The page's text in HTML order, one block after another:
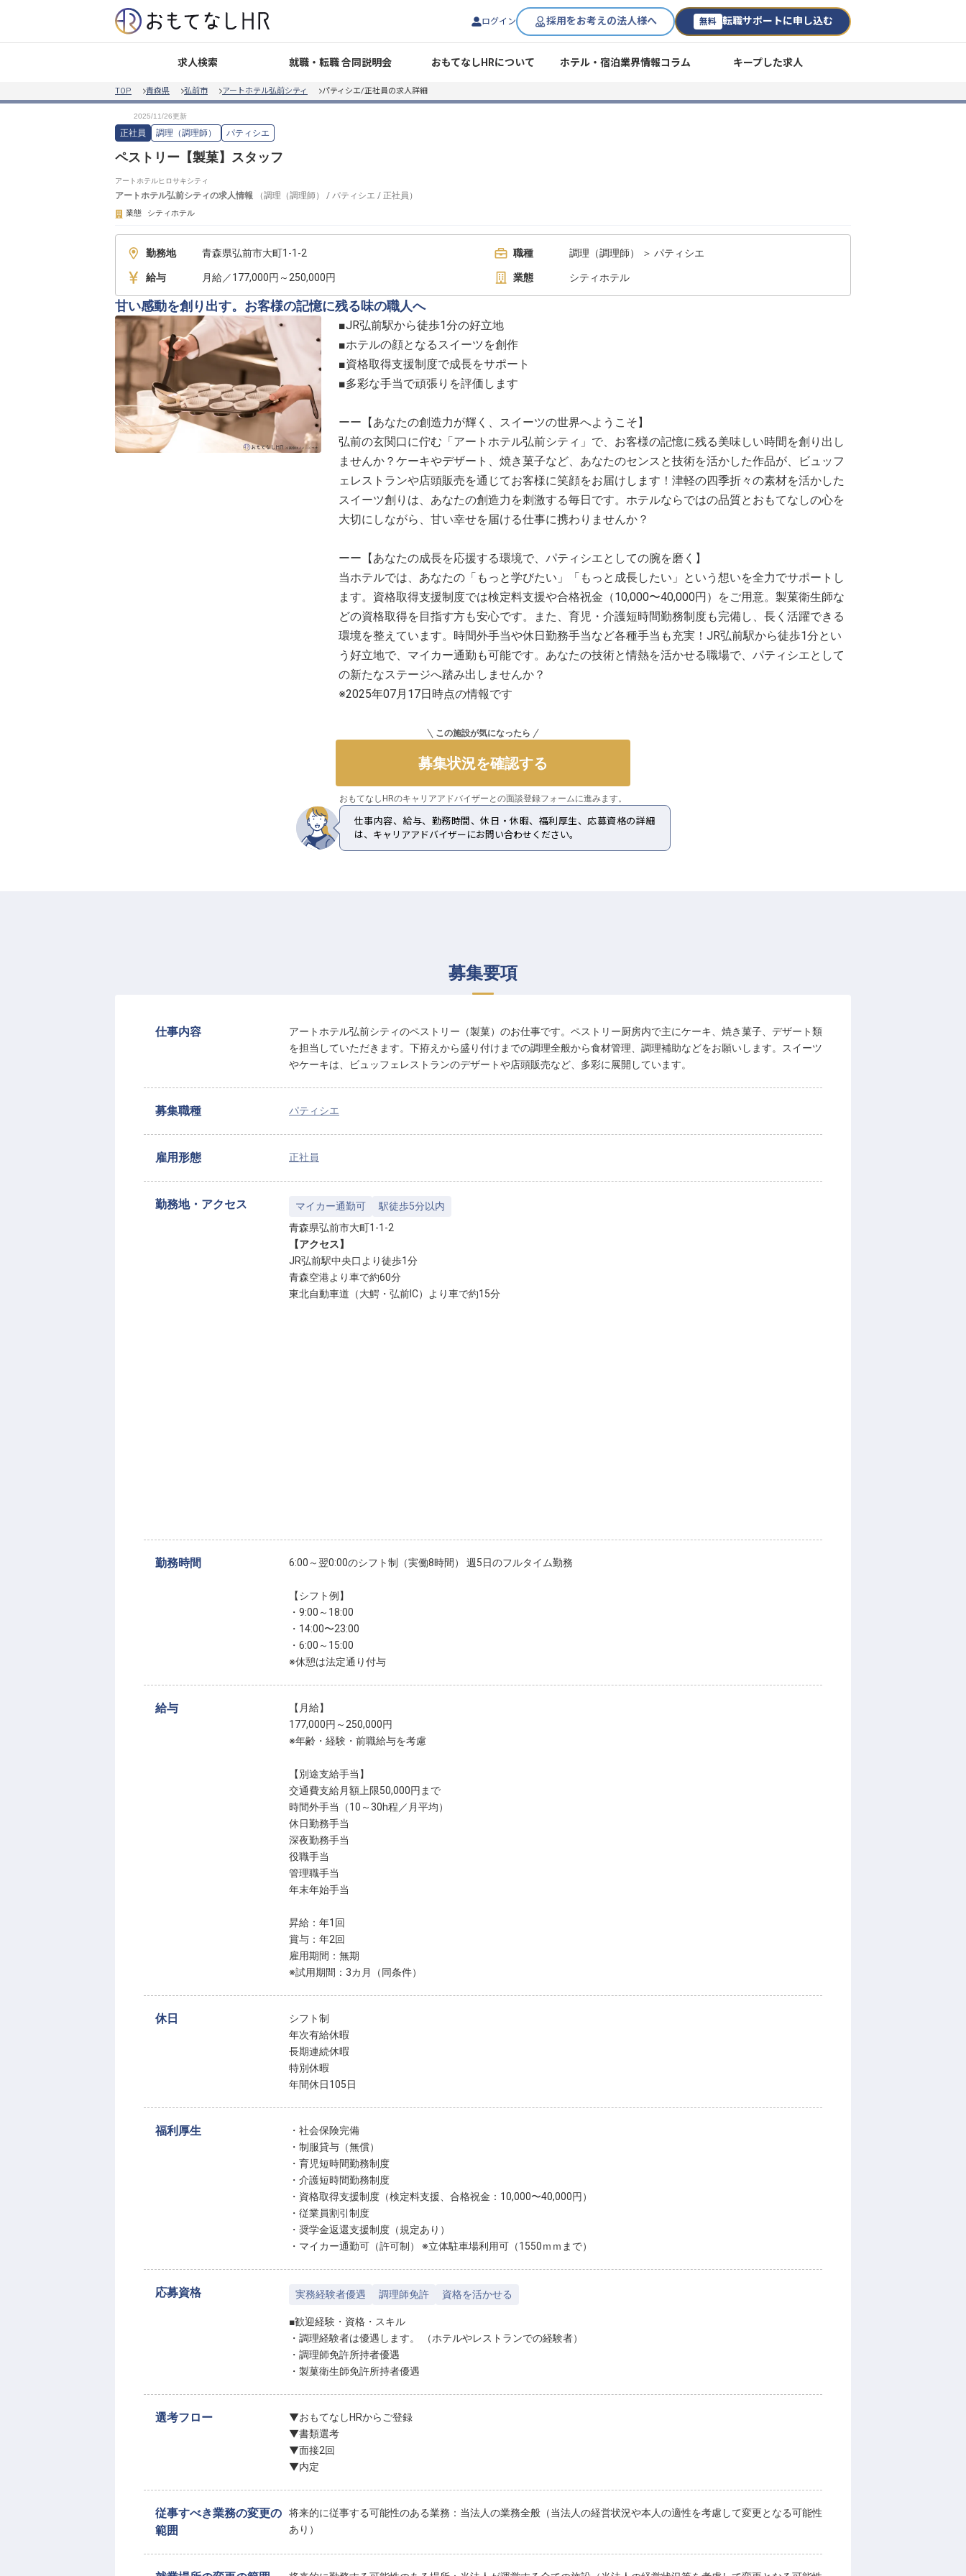
ログイン 採用をお考えの法人様へ 無料 転職サポートに申し込む
求人検索 就職・転職 合同説明会 おもてなしHRについて ホテル・宿泊業界情報コラム キープした求人
TOP 青森県 弘前市 アートホテル弘前シティ パティシエ/正社員の求人詳細
正社員 調理（調理師） パティシエ
ペストリー【製菓】スタッフ
アートホテルヒロサキシティ
アートホテル弘前シティの求人情報 （調理（調理師） / パティシエ / 正社員 ）
業態 シティホテル
勤務地 青森県弘前市大町1-1-2 職種 調理（調理師） ＞ パティシエ
給与 月給／177,000円～250,000円 業態 シティホテル
甘い感動を創り出す。お客様の記憶に残る味の職人へ
■JR弘前駅から徒歩1分の好立地
■ホテルの顔となるスイーツを創作
■資格取得支援制度で成長をサポート
■多彩な手当で頑張りを評価します
ーー【あなたの創造力が輝く、スイーツの世界へようこそ】
弘前の玄関口に佇む「アートホテル弘前シティ」で、お客様の記憶に残る美味しい時間を創り出し
ませんか？ケーキやデザート、焼き菓子など、あなたのセンスと技術を活かした作品が、ビュッフ
ェレストランや店頭販売を通じてお客様に笑顔をお届けします！津軽の四季折々の素材を活かした
スイーツ創りは、あなたの創造力を刺激する毎日です。ホテルならではの品質とおもてなしの心を
大切にしながら、甘い幸せを届ける仕事に携わりませんか？
ーー【あなたの成長を応援する環境で、パティシエとしての腕を磨く】
当ホテルでは、あなたの「もっと学びたい」「もっと成長したい」という想いを全力でサポートし
ます。資格取得支援制度では検定料支援や合格祝金（10,000〜40,000円）をご用意。製菓衛生師な
どの資格取得を目指す方も安心です。また、育児・介護短時間勤務制度も完備し、長く活躍できる
環境を整えています。時間外手当や休日勤務手当など各種手当も充実！JR弘前駅から徒歩1分とい
う好立地で、マイカー通勤も可能です。あなたの技術と情熱を活かせる職場で、パティシエとして
の新たなステージへ踏み出しませんか？
※2025年07月17日時点の情報です
この施設が気になったら
募集状況を確認する
おもてなしHRのキャリアアドバイザーとの面談登録フォームに進みます。
仕事内容、給与、勤務時間、休日・休暇、福利厚生、応募資格の詳細
は、キャリアアドバイザーにお問い合わせください。
募集要項
仕事内容
アートホテル弘前シティのペストリー（製菓）のお仕事です。ペストリー厨房内で主にケーキ、焼き菓子、デザート類
を担当していただきます。下拵えから盛り付けまでの調理全般から食材管理、調理補助などをお願いします。スイーツ
やケーキは、ビュッフェレストランのデザートや店頭販売など、多彩に展開しています。
募集職種 パティシエ
雇用形態 正社員
勤務地・アクセス マイカー通勤可
駅徒歩5分以内
青森県弘前市大町1-1-2
【アクセス】
JR弘前駅中央口より徒歩1分
青森空港より車で約60分
東北自動車道（大鰐・弘前IC）より車で約15分
勤務時間 6:00～翌0:00のシフト制（実働8時間） 週5日のフルタイム勤務
【シフト例】
・9:00～18:00
・14:00〜23:00
・6:00～15:00
※休憩は法定通り付与
給与
【月給】
177,000円～250,000円
※年齢・経験・前職給与を考慮
【別途支給手当】
交通費支給月額上限50,000円まで
時間外手当（10～30h程／月平均）
休日勤務手当
深夜勤務手当
役職手当
管理職手当
年末年始手当
昇給：年1回
賞与：年2回
雇用期間：無期
※試用期間：3カ月（同条件）
休日
シフト制
年次有給休暇
長期連続休暇
特別休暇
年間休日105日
福利厚生
・社会保険完備
・制服貸与（無償）
・育児短時間勤務制度
・介護短時間勤務制度
・資格取得支援制度（検定料支援、合格祝金：10,000〜40,000円）
・従業員割引制度
・奨学金返還支援制度（規定あり）
・マイカー通勤可（許可制） ※立体駐車場利用可（1550ｍｍまで）
応募資格 実務経験者優遇 調理師免許 資格を活かせる
■歓迎経験・資格・スキル
・調理経験者は優遇します。 （ホテルやレストランでの経験者）
・調理師免許所持者優遇
・製菓衛生師免許所持者優遇
選考フロー
▼おもてなしHRからご登録
▼書類選考
▼面接2回
▼内定
従事すべき業務の変更の
範囲
将来的に従事する可能性のある業務：当法人の業務全般（当法人の経営状況や本人の適性を考慮して変更となる可能性
あり）